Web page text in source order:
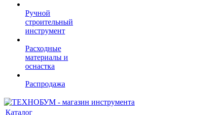
Ручной
строительный
инструмент
Расходные
материалы и
оснастка
Распродажа
Каталог